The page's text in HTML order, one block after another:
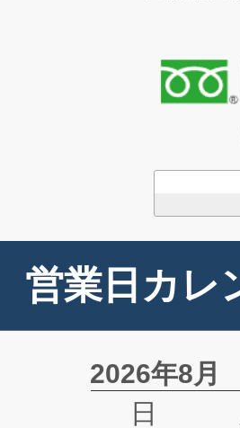
営業日カレ
2026年8月
日